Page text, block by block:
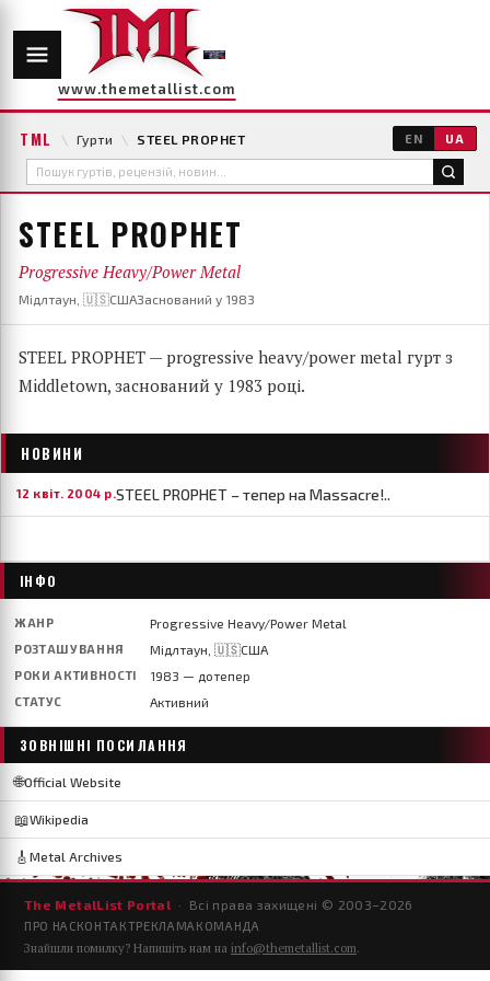
www.themetallist.com
TML \ Гурти \ STEEL PROPHET EN UA
STEEL PROPHET
Progressive Heavy/Power Metal
Мідлтаун, 🇺🇸СШАЗаснований у 1983
STEEL PROPHET — progressive heavy/power metal гурт з
Middletown, заснований у 1983 році.
НОВИНИ
12 квіт. 2004 р.STEEL PROPHET – тепер на Massacre!..
ІНФО
ЖАНР Progressive Heavy/Power Metal
РОЗТАШУВАННЯ Мідлтаун, 🇺🇸США
РОКИ АКТИВНОСТІ 1983 — дотепер
СТАТУС Активний
ЗОВНІШНІ ПОСИЛАННЯ
🌐Official Website
📖Wikipedia
🎸 Metal Archives
The MetalList Portal · Всі права захищені © 2003–2026
ПРО НАСКОНТАКТРЕКЛАМА КОМАНДА
Знайшли помилку? Напишіть нам на info@themetallist.com.